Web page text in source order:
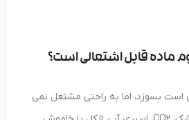
ماده قابل اشتعالی است؟
است بسوزد، اما به راحتی مشتعل نمی